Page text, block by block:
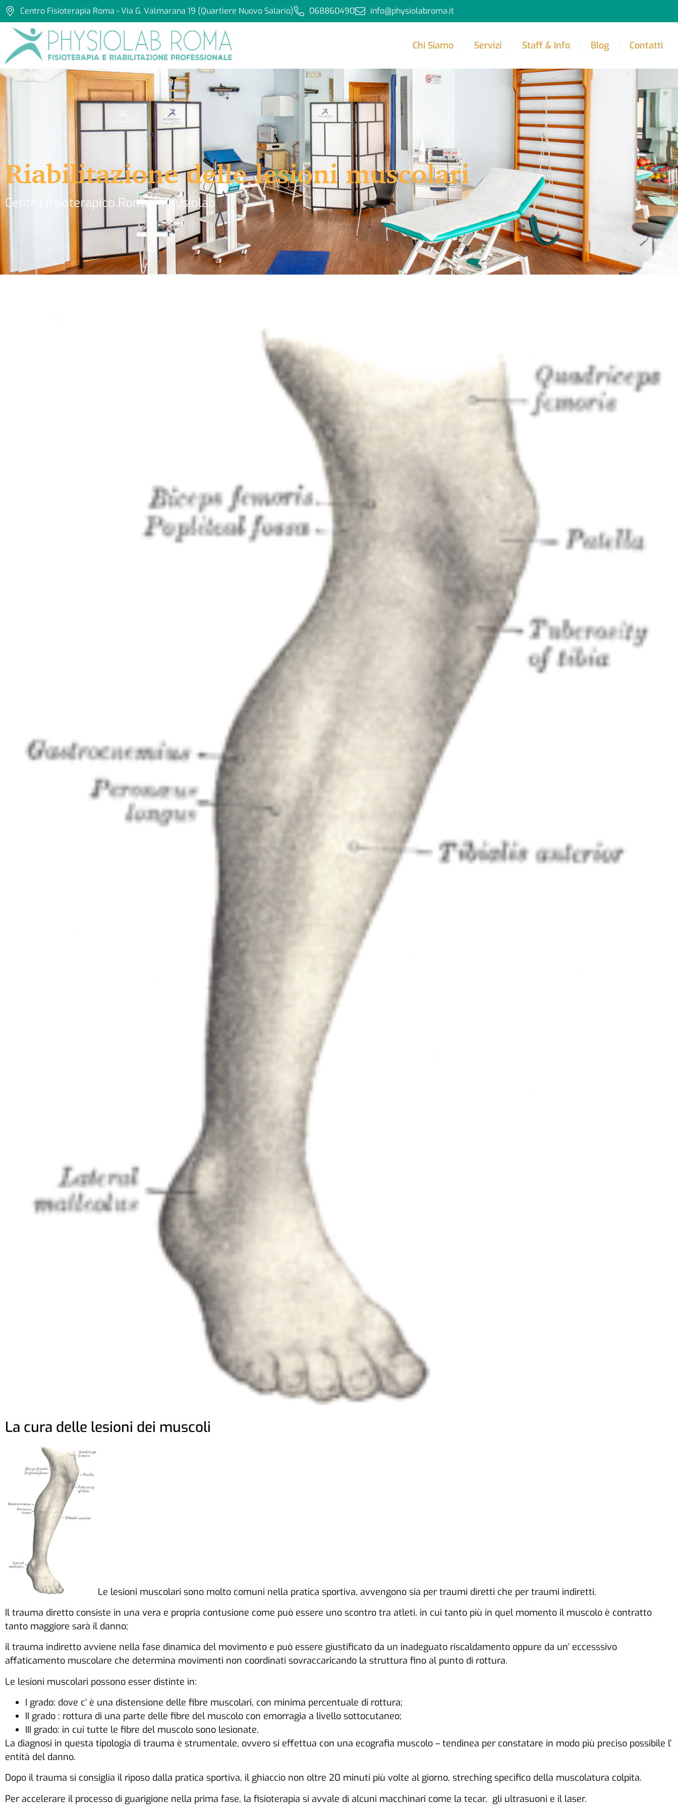
Centro Fisioterapia Roma - Via G. Valmarana 19 (Quartiere Nuovo Salario) 068860490 info@physiolabroma.it
Chi Siamo Servizi Staff & Info Blog Contatti
Riabilitazione delle lesioni muscolari
Centro fisioterapico Roma - Physiolab
La cura delle lesioni dei muscoli
Le lesioni muscolari sono molto comuni nella pratica sportiva, avvengono sia per traumi diretti che per traumi indiretti.
Il trauma diretto consiste in una vera e propria contusione come può essere uno scontro tra atleti, in cui tanto più in quel momento il muscolo è contratto
tanto maggiore sarà il danno;
il trauma indiretto avviene nella fase dinamica del movimento e può essere giustificato da un inadeguato riscaldamento oppure da un’ eccesssivo
affaticamento muscolare che determina movimenti non coordinati sovraccaricando la struttura fino al punto di rottura.
Le lesioni muscolari possono esser distinte in:
I grado: dove c’ è una distensione delle fibre muscolari, con minima percentuale di rottura;
II grado : rottura di una parte delle fibre del muscolo con emorragia a livello sottocutaneo;
III grado: in cui tutte le fibre del muscolo sono lesionate.
La diagnosi in questa tipologia di trauma è strumentale, ovvero si effettua con una ecografia muscolo – tendinea per constatare in modo più preciso possibile l’
entità del danno.
Dopo il trauma si consiglia il riposo dalla pratica sportiva, il ghiaccio non oltre 20 minuti più volte al giorno, streching specifico della muscolatura colpita.
Per accelerare il processo di guarigione nella prima fase, la fisioterapia si avvale di alcuni macchinari come la tecar, gli ultrasuoni e il laser.